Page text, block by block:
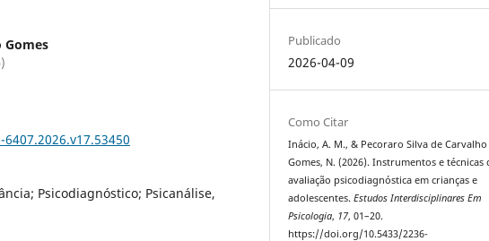
Gomes
Psicodiagnóstico; Psicanálise,
Publicado
2026-04-09
Como Citar
Inácio, A. M., & Pecoraro Silva de Carvalho
Gomes, N. (2026). Instrumentos e técnicas
avaliação psicodiagnóstica em crianças e
adolescentes.Estudos Interdisciplinares Em
Psicologia, 17, 01–20.
https://doi.org/10.5433/2236-